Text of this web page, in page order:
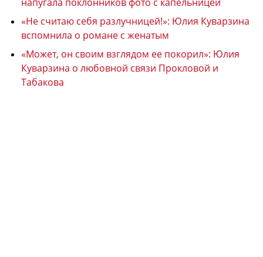
«Не считаю себя разлучницей!»: Юлия Куварзина
вспомнила о романе с женатым
«Может, он своим взглядом ее покорил»: Юлия
Куварзина о любовной связи Прокловой и
Табакова